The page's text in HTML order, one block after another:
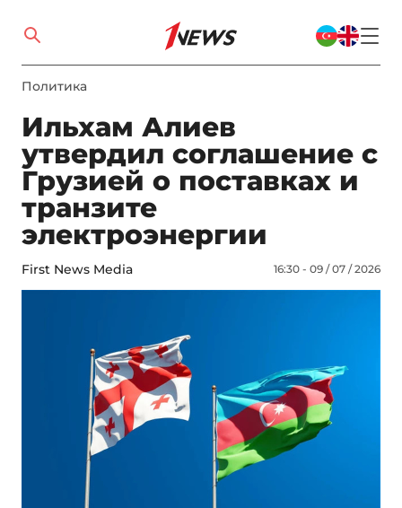
Политика
Ильхам Алиев
утвердил соглашение с
Грузией о поставках и
транзите
электроэнергии
First News Media 16:30 - 09 / 07 / 2026